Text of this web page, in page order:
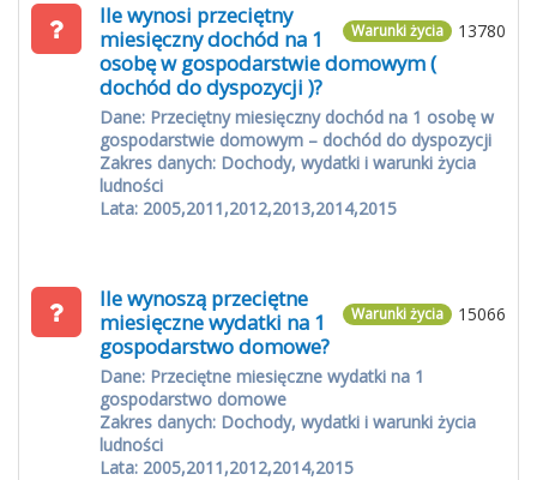
13780
Warunki życia
Ile wynosi przeciętny
miesięczny dochód na 1
osobę w gospodarstwie domowym (
dochód do dyspozycji )?
Dane: Przeciętny miesięczny dochód na 1 osobę w
gospodarstwie domowym – dochód do dyspozycji
Zakres danych: Dochody, wydatki i warunki życia
ludności
Lata: 2005,2011,2012,2013,2014,2015
15066
Warunki życia
Ile wynoszą przeciętne
miesięczne wydatki na 1
gospodarstwo domowe?
Dane: Przeciętne miesięczne wydatki na 1
gospodarstwo domowe
Zakres danych: Dochody, wydatki i warunki życia
ludności
Lata: 2005,2011,2012,2014,2015